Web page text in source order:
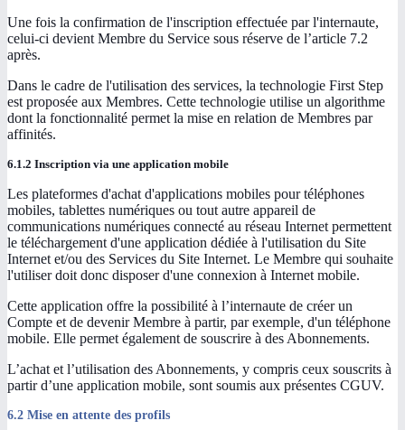
Une fois la confirmation de l'inscription effectuée par l'internaute,
celui-ci devient Membre du Service sous réserve de l’article 7.2
après.
Dans le cadre de l'utilisation des services, la technologie First Step
est proposée aux Membres. Cette technologie utilise un algorithme
dont la fonctionnalité permet la mise en relation de Membres par
affinités.
6.1.2 Inscription via une application mobile
Les plateformes d'achat d'applications mobiles pour téléphones
mobiles, tablettes numériques ou tout autre appareil de
communications numériques connecté au réseau Internet permettent
le téléchargement d'une application dédiée à l'utilisation du Site
Internet et/ou des Services du Site Internet. Le Membre qui souhaite
l'utiliser doit donc disposer d'une connexion à Internet mobile.
Cette application offre la possibilité à l’internaute de créer un
Compte et de devenir Membre à partir, par exemple, d'un téléphone
mobile. Elle permet également de souscrire à des Abonnements.
L’achat et l’utilisation des Abonnements, y compris ceux souscrits à
partir d’une application mobile, sont soumis aux présentes CGUV.
6.2 Mise en attente des profils